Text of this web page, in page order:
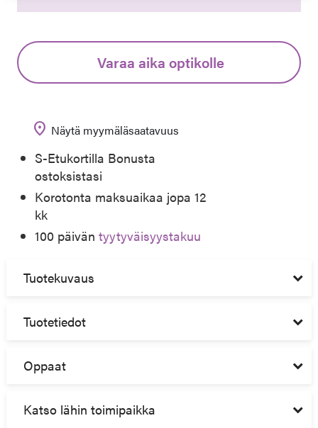
Varaa aika optikolle
location_on Näytä myymäläsaatavuus
S-Etukortilla Bonusta
ostoksistasi
Korotonta maksuaikaa jopa 12
kk
100 päiväntyytyväisyystakuu
Tuotekuvaus
Tuotetiedot
Oppaat
Katso lähin toimipaikka